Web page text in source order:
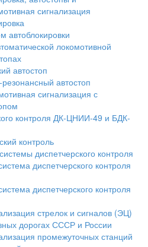
сигнализация
автоблокировки
локомотивной
автостоп
автостоп
сигнализация с
контроля ДК-ЦНИИ-49 и БДК-
контроль
диспетчерского контроля
диспетчерского контроля
диспетчерского контроля
стрелок и сигналов (ЭЦ)
дорогах СССР и России
промежуточных станций